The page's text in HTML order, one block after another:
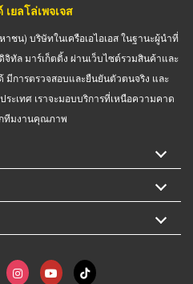
ยลโล่เพจเจส
ชน) บริษัทในเครือเอไอเอส ในฐานะผู้นำที่
ล มาร์เก็ตติ้ง ผ่านเว็บไซต์รวมสินค้าและ
มีการตรวจสอบและยืนยันตัวตนจริง และ
ะเทศ เราจะมอบบริการที่เหนือความคาด
ทีมงานคุณภาพ